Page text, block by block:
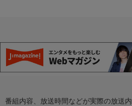
番組内容、放送時間などが実際の放送